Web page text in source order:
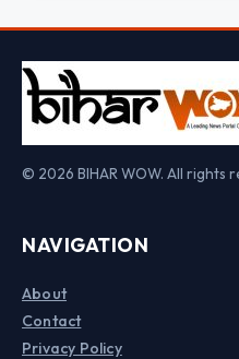
© 2026 BIHAR WOW. All rights
NAVIGATION
About
Contact
Privacy Policy